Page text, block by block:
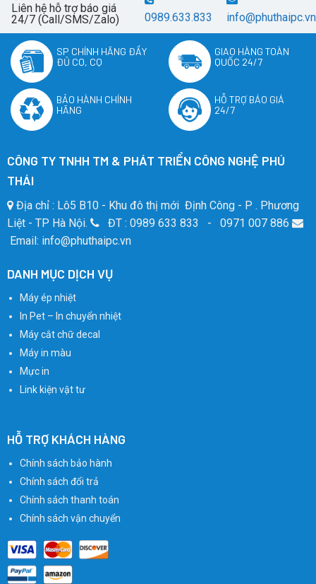
Liên hệ hỗ trợ báo giá
24/7 (Call/SMS/Zalo)
0989.633.833 info@phuthaipc.vn
SP CHÍNH HÃNG ĐẦY
ĐỦ CO, CQ
GIAO HÀNG TOÀN
QUỐC 24/7
BẢO HÀNH CHÍNH
HÃNG
HỖ TRỢ BÁO GIÁ
24/7
CÔNG TY TNHH TM & PHÁT TRIỂN CÔNG NGHỆ PHÚ
THÁI
Địa chỉ : Lô5 B10 - Khu đô thị mới Định Công - P . Phương
Liệt - TP Hà Nội.
ĐT : 0989 633 833 - 0971 007 886
Email: info@phuthaipc.vn
DANH MỤC DỊCH VỤ
Máy ép nhiệt
In Pet – In chuyển nhiệt
Máy cắt chữ decal
Máy in màu
Mực in
Link kiện vật tư
HỖ TRỢ KHÁCH HÀNG
Chính sách bảo hành
Chính sách đổi trả
Chính sách thanh toán
Chính sách vận chuyển